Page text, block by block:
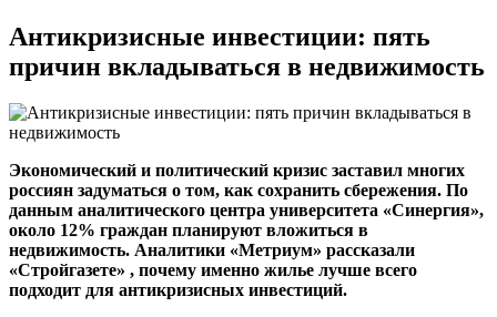
Антикризисные инвестиции: пять
причин вкладываться в недвижимость
Экономический и политический кризис заставил многих
россиян задуматься о том, как сохранить сбережения. По
данным аналитического центра университета «Синергия»,
около 12% граждан планируют вложиться в
недвижимость. Аналитики «Метриум» рассказали
«Стройгазете» , почему именно жилье лучше всего
подходит для антикризисных инвестиций.